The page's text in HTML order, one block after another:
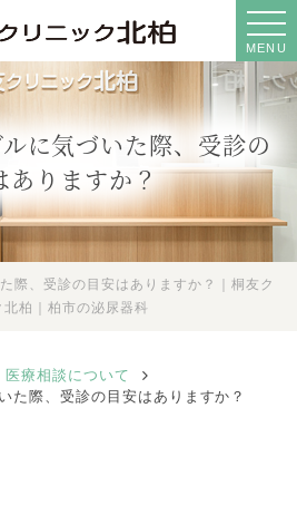
MENU
に気づいた際、受診の
ありますか？
際、受診の目安はありますか？｜桐友ク
北柏｜柏市の泌尿器科
医療相談について
た際、受診の目安はありますか？